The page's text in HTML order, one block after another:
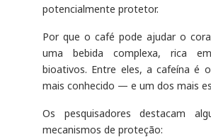
potencialmente protetor.
Por que o café pode ajudar o
uma bebida complexa, rica
bioativos. Entre eles, a cafeína é
mais conhecido — e um dos mais
Os pesquisadores destacam
mecanismos de proteção: